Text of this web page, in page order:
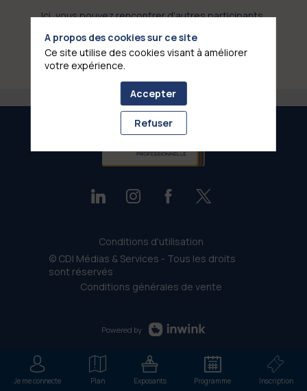
Ici, vous pouvez rencontrer d'autres participants
messages, échanges audio ou vidéo.
Conditions d'utilisation
© CDI Médias & Services - Tous les droits
sont réservés
Conditions générales de vente
Powered by
Je me connecte Plan Exposants Programme Inscription
A propos des cookies sur ce site
Ce site utilise des cookies visant à améliorer
votre expérience.
Accepter
Refuser